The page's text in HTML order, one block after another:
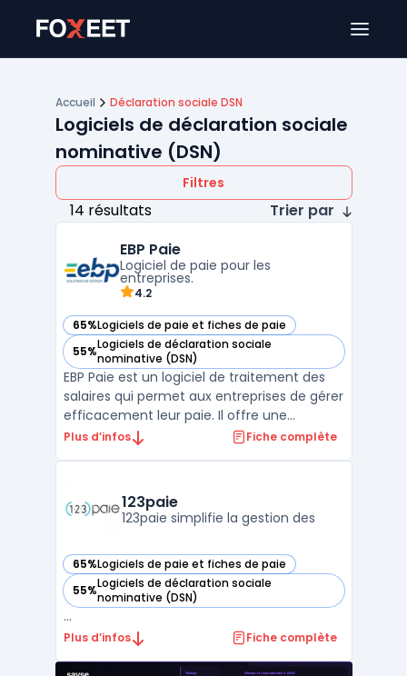
Accueil Déclaration sociale DSN
Logiciels de déclaration sociale
nominative (DSN)
Filtres
14 résultats
Trier par
EBP Paie
Logiciel de paie pour les
entreprises.
4.2
65%Logiciels de paie et fiches de paie
— voir EBP Paie dans cette catégorie
55%Logiciels de déclaration sociale
nominative (DSN)
— voir EBP Paie dans cette catégorie
EBP Paie est un logiciel de traitement des
salaires qui permet aux entreprises de gérer
efficacement leur paie. Il offre une
interface intuitive et facile à utiliser pour
charges sociales et effectuer la D ...
Plus d’infos Fiche complète
123paie
123paie simplifie la gestion des
65%Logiciels de paie et fiches de paie
— voir 123paie dans cette catégorie
55%Logiciels de déclaration sociale
nominative (DSN)
— voir 123paie dans cette catégorie
...
Plus d’infos Fiche complète